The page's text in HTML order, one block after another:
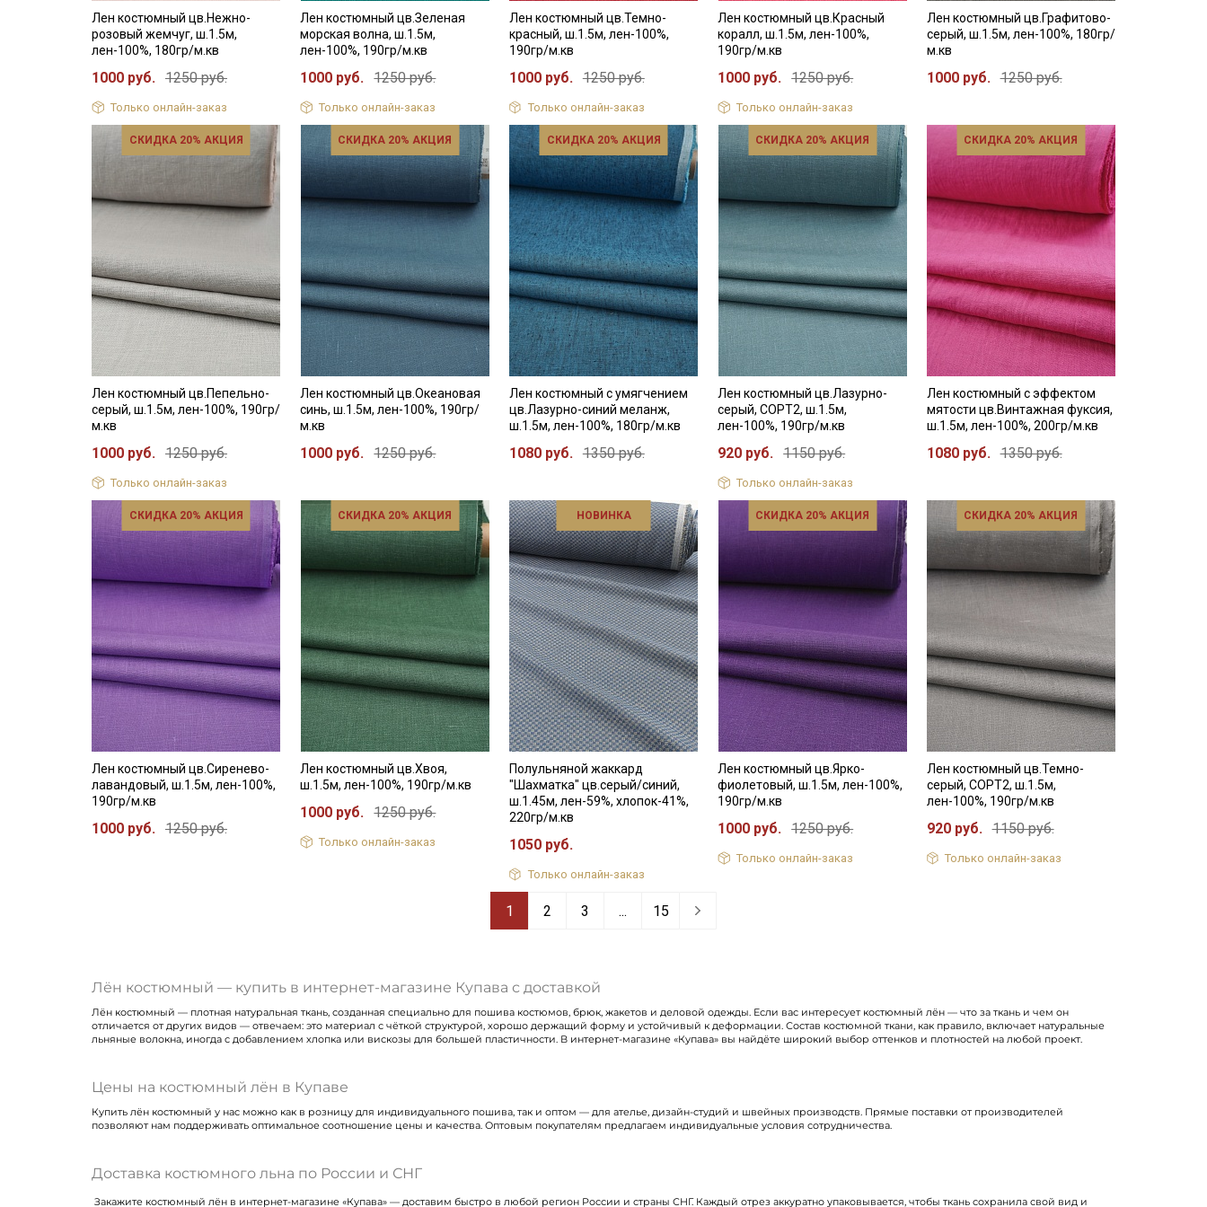
Лен костюмный цв.Нежно-
розовый жемчуг, ш.1.5м,
лен-100%, 180гр/м.кв
1000 руб. 1250 руб.
Только онлайн-заказ
Лен костюмный цв.Зеленая
морская волна, ш.1.5м,
лен-100%, 190гр/м.кв
1000 руб. 1250 руб.
Только онлайн-заказ
Лен костюмный цв.Темно-
красный, ш.1.5м, лен-100%,
190гр/м.кв
1000 руб. 1250 руб.
Только онлайн-заказ
Лен костюмный цв.Красный
коралл, ш.1.5м, лен-100%,
190гр/м.кв
1000 руб. 1250 руб.
Только онлайн-заказ
Лен костюмный цв.Графитово-
серый, ш.1.5м, лен-100%, 180гр/
м.кв
1000 руб. 1250 руб.
СКИДКА 20% АКЦИЯ
Лен костюмный цв.Пепельно-
серый, ш.1.5м, лен-100%, 190гр/
м.кв
1000 руб. 1250 руб.
Только онлайн-заказ
СКИДКА 20% АКЦИЯ
Лен костюмный цв.Океановая
синь, ш.1.5м, лен-100%, 190гр/
м.кв
1000 руб. 1250 руб.
СКИДКА 20% АКЦИЯ
Лен костюмный с умягчением
цв.Лазурно-синий меланж,
ш.1.5м, лен-100%, 180гр/м.кв
1080 руб. 1350 руб.
СКИДКА 20% АКЦИЯ
Лен костюмный цв.Лазурно-
серый, СОРТ2, ш.1.5м,
лен-100%, 190гр/м.кв
920 руб. 1150 руб.
Только онлайн-заказ
СКИДКА 20% АКЦИЯ
Лен костюмный с эффектом
мятости цв.Винтажная фуксия,
ш.1.5м, лен-100%, 200гр/м.кв
1080 руб. 1350 руб.
СКИДКА 20% АКЦИЯ
Лен костюмный цв.Сиренево-
лавандовый, ш.1.5м, лен-100%,
190гр/м.кв
1000 руб. 1250 руб.
СКИДКА 20% АКЦИЯ
Лен костюмный цв.Хвоя,
ш.1.5м, лен-100%, 190гр/м.кв
1000 руб. 1250 руб.
Только онлайн-заказ
НОВИНКА
Полульняной жаккард
"Шахматка" цв.серый/синий,
ш.1.45м, лен-59%, хлопок-41%,
220гр/м.кв
1050 руб.
Только онлайн-заказ
СКИДКА 20% АКЦИЯ
Лен костюмный цв.Ярко-
фиолетовый, ш.1.5м, лен-100%,
190гр/м.кв
1000 руб. 1250 руб.
Только онлайн-заказ
СКИДКА 20% АКЦИЯ
Лен костюмный цв.Темно-
серый, СОРТ2, ш.1.5м,
лен-100%, 190гр/м.кв
920 руб. 1150 руб.
Только онлайн-заказ
1 2 3 ... 15
Лён костюмный — купить в интернет-магазине Купава с доставкой
Лён костюмный — плотная натуральная ткань, созданная специально для пошива костюмов, брюк, жакетов и деловой одежды. Если вас интересует костюмный лён — что за ткань и чем он
отличается от других видов — отвечаем: это материал с чёткой структурой, хорошо держащий форму и устойчивый к деформации. Состав костюмной ткани, как правило, включает натуральные
льняные волокна, иногда с добавлением хлопка или вискозы для большей пластичности. В интернет-магазине «Купава» вы найдёте широкий выбор оттенков и плотностей на любой проект.
Цены на костюмный лён в Купаве
Купить лён костюмный у нас можно как в розницу для индивидуального пошива, так и оптом — для ателье, дизайн-студий и швейных производств. Прямые поставки от производителей
позволяют нам поддерживать оптимальное соотношение цены и качества. Оптовым покупателям предлагаем индивидуальные условия сотрудничества.
Доставка костюмного льна по России и СНГ
Закажите костюмный лён в интернет-магазине «Купава» — доставим быстро в любой регион России и страны СНГ. Каждый отрез аккуратно упаковывается, чтобы ткань сохранила свой вид и